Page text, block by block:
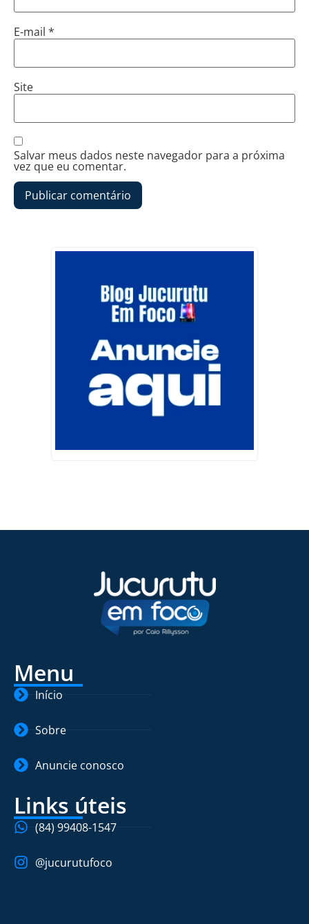
E-mail *
Site
Salvar meus dados neste navegador para a próxima
vez que eu comentar.
Menu
Início
Sobre
Anuncie conosco
Links úteis
(84) 99408-1547
@jucurutufoco